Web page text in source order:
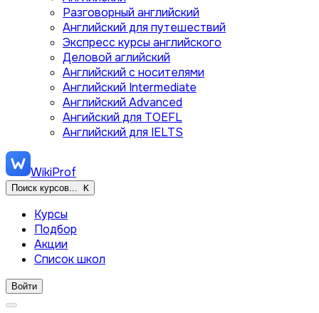
Разговорный английский
Английский для путешествий
Экспресс курсы английского
Деловой аглийский
Английский с носителями
Английский Intermediate
Английский Advanced
Ангийский для TOEFL
Английский для IELTS
WikiProf
Поиск курсов... K
Курсы
Подбор
Акции
Список школ
Войти